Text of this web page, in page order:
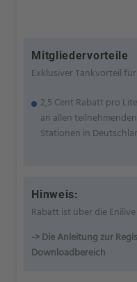
Mitgliedervorteile
Exklusiver Tankvorteil
2,5 Cent Rabatt pro
an allen
Stationen in
Hinweis:
Rabatt ist über die
-> Die Anleitung zur
Downloadbereich